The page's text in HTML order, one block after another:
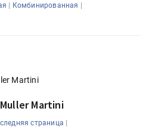
| Комбинированная |
Martini
страница |